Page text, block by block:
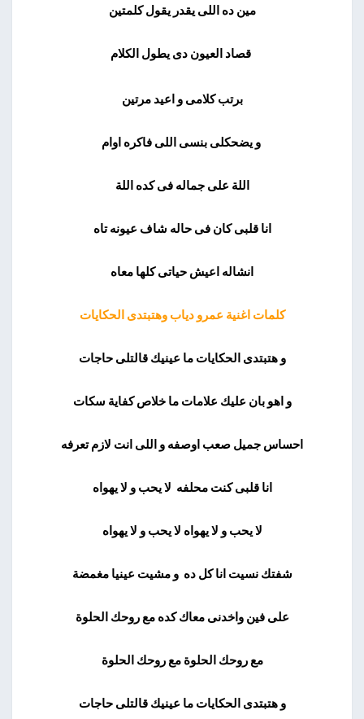
مين ده اللى يقدر يقول كلمتين
قصاد العيون دى يطول الكلام
برتب كلامى و اعيد مرتين
و يضحكلى بنسى اللى فاكره اوام
اللة على جماله فى كده اللة
انا قلبى كان فى حاله شاف عيونه تاه
انشاله اعيش حياتى كلها معاه
كلمات اغنية عمرو دياب وهتبتدى الحكايات
و هتبتدى الحكايات ما عينيك قالتلى حاجات
و اهو بان عليك علامات ما خلاص كفاية سكات
احساس جميل صعب اوصفه و اللى انت لازم تعرفه
انا قلبى كنت محلفه لا يحب و لا يهواه
لا يحب و لا يهواه لا يحب و لا يهواه
شفتك نسيت انا كل ده و مشيت عينيا مغمضة
على فين واخدنى معاك كده مع روحك الحلوة
مع روحك الحلوة مع روحك الحلوة
و هتبتدى الحكايات ما عينيك قالتلى حاجات